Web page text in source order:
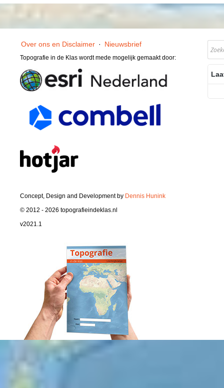
Over ons en Disclaimer · Nieuwsbrief
Topografie in de Klas wordt mede mogelijk gemaakt door:
Concept, Design and Development by Dennis Hunink
© 2012 - 2026 topografieindeklas.nl
v2021.1